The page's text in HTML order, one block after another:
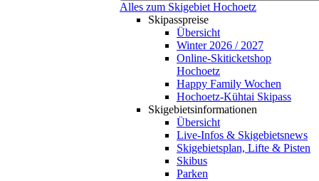
Alles zum Skigebiet Hochoetz
Skipasspreise
Übersicht
Winter 2026 / 2027
Online-Skiticketshop
Hochoetz
Happy Family Wochen
Hochoetz-Kühtai Skipass
Skigebietsinformationen
Übersicht
Live-Infos & Skigebietsnews
Skigebietsplan, Lifte & Pisten
Skibus
Parken